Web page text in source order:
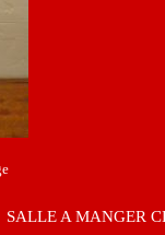
SALLE A MANGER